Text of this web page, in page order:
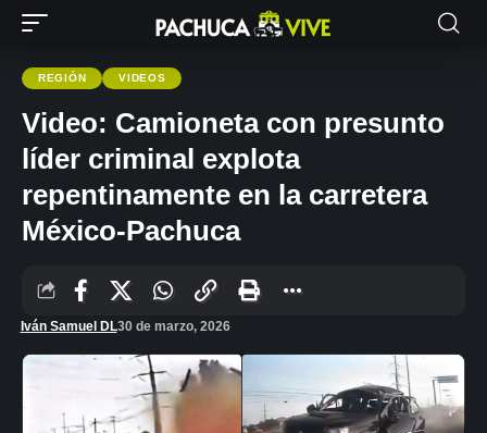
REGIÓN VIDEOS
Video: Camioneta con presunto
líder criminal explota
repentinamente en la carretera
México-Pachuca
Iván Samuel DL30 de marzo, 2026